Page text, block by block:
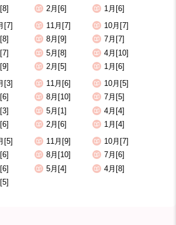
2月[6]
1月[6]
[7] 11月[7]
10月[7]
8月[9]
7月[7]
5月[8]
4月[10]
2月[5]
1月[6]
[3] 11月[6]
10月[5]
8月[10]
7月[5]
5月[1]
4月[4]
2月[6]
1月[4]
[5] 11月[9]
10月[7]
8月[10]
7月[6]
5月[4]
4月[8]